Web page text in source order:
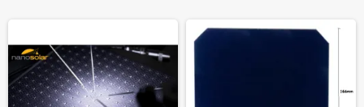
Explora nuestra selección de células flexibles de alta eficiencia y lleva la
energía solar a donde la necesites.
tradicionales, vuelve a nuestro catálogo general de